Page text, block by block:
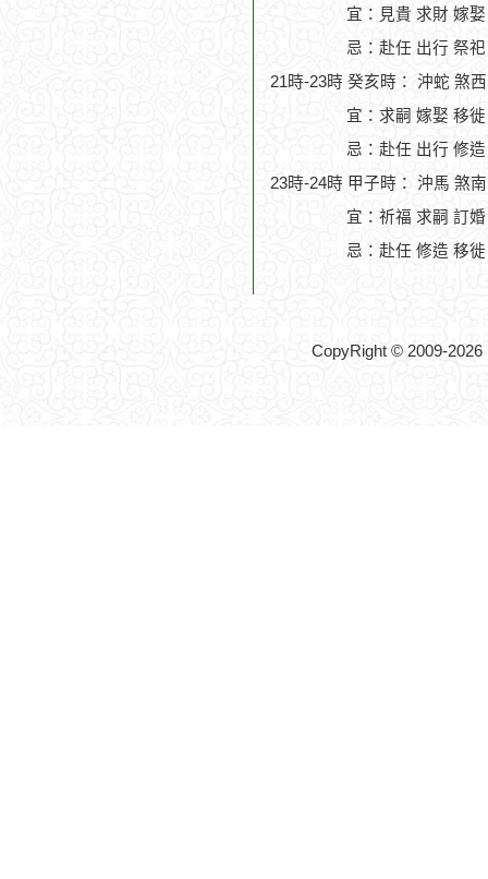
宜：見貴 求財 嫁
忌：赴任 出行 祭
21時-23時 癸亥時： 沖蛇 煞
宜：求嗣 嫁娶 移
忌：赴任 出行 修
23時-24時 甲子時： 沖馬 煞
宜：祈福 求嗣 訂
忌：赴任 修造 移
CopyRight © 2009-2026